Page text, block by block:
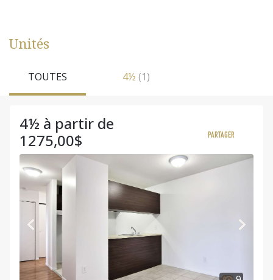
Unités
TOUTES 4½ (1)
4½ à partir de
1275,00$
PARTAGER